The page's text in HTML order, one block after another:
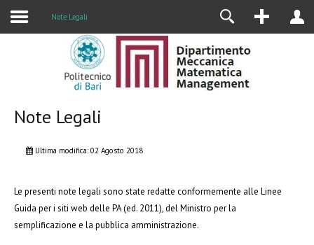
Note Legali
Note Legali
Ultima modifica: 02 Agosto 2018
Le presenti note legali sono state redatte conformemente alle Linee
Guida per i siti web delle PA (ed. 2011), del Ministro per la
semplificazione e la pubblica amministrazione.